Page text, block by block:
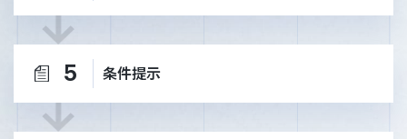
5 条件提示